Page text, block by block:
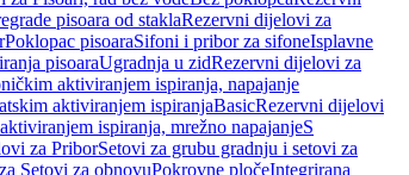
pisoara od staklaRezervni dijelovi za
Poklopac pisoaraSifoni i pribor za sifoneIsplavne
pisoaraUgradnja u zidRezervni dijelovi za
aktiviranjem ispiranja, napajanje
aktiviranjem ispiranjaBasicRezervni dijelovi
ispiranja, mrežno napajanjeS
za PriborSetovi za grubu gradnju i setovi za
Setovi za obnovuPokrovne pločeIntegrirana